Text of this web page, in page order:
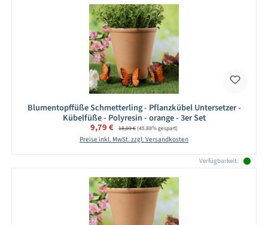
Blumentopffüße Schmetterling - Pflanzkübel Untersetzer -
Kübelfüße - Polyresin - orange - 3er Set
Verkaufspreis:
9,79 € Regulärer Preis:
18,09 €(45.88% gespart)
Preise inkl. MwSt. zzgl. Versandkosten
Verfügbarkeit: